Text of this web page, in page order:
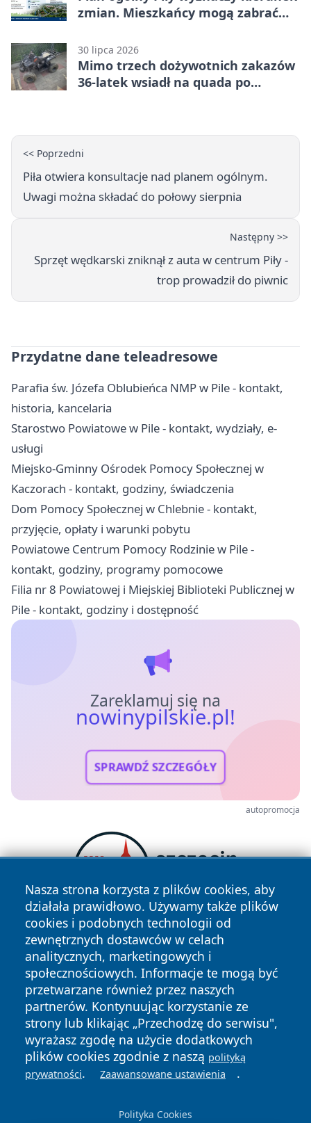
zmian. Mieszkańcy mogą zabrać
30 lipca 2026
Mimo trzech dożywotnich zakazów
36-latek wsiadł na quada po
<< Poprzedni
Piła otwiera konsultacje nad planem ogólnym.
Uwagi można składać do połowy sierpnia
Następny >>
Sprzęt wędkarski zniknął z auta w centrum Piły -
trop prowadził do piwnic
Przydatne dane teleadresowe
Parafia św. Józefa Oblubieńca NMP w Pile - kontakt,
historia, kancelaria
Starostwo Powiatowe w Pile - kontakt, wydziały, e-
usługi
Miejsko-Gminny Ośrodek Pomocy Społecznej w
Kaczorach - kontakt, godziny, świadczenia
Dom Pomocy Społecznej w Chlebnie - kontakt,
przyjęcie, opłaty i warunki pobytu
Powiatowe Centrum Pomocy Rodzinie w Pile -
kontakt, godziny, programy pomocowe
Filia nr 8 Powiatowej i Miejskiej Biblioteki Publicznej w
Pile - kontakt, godziny i dostępność
Zareklamuj się na
nowinypilskie.pl!
SPRAWDŹ SZCZEGÓŁY
autopromocja
Nasza strona korzysta z plików cookies, aby
działała prawidłowo. Używamy także plików
cookies i podobnych technologii od
zewnętrznych dostawców w celach
analitycznych, marketingowych i
społecznościowych. Informacje te mogą być
przetwarzane również przez naszych
partnerów. Kontynuując korzystanie ze
strony lub klikając „Przechodzę do serwisu",
wyrażasz zgodę na użycie dodatkowych
plików cookies zgodnie z naszą polityką
prywatności. Zaawansowane ustawienia .
Polityka Cookies
Copyright © 2026 nowinypilskie.pl Wszystkie prawa
zastrzeżone.